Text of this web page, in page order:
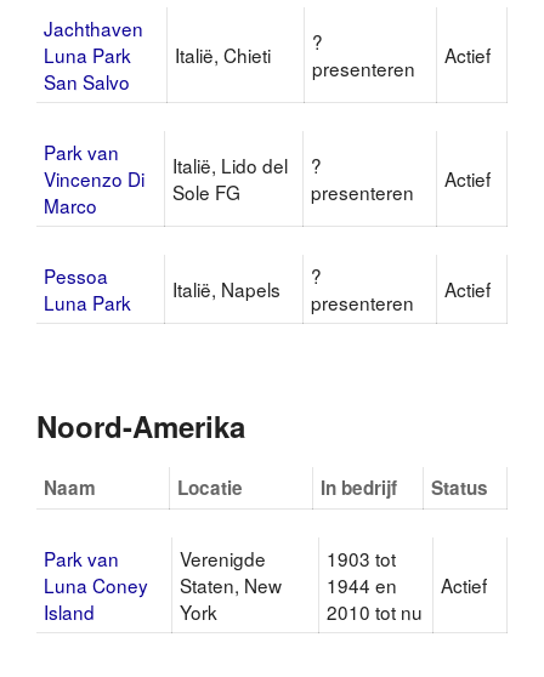
Jachthaven
Luna Park
San Salvo
Italië, Chieti
?
presenteren
Actief
Park van
Vincenzo Di
Marco
Italië, Lido del
Sole FG
?
presenteren
Actief
Pessoa
Luna Park
Italië, Napels
?
presenteren
Actief
Noord-Amerika
Naam Locatie In bedrijf Status
Park van
Luna Coney
Island
Verenigde
Staten, New
York
1903 tot
1944 en
2010 tot nu
Actief